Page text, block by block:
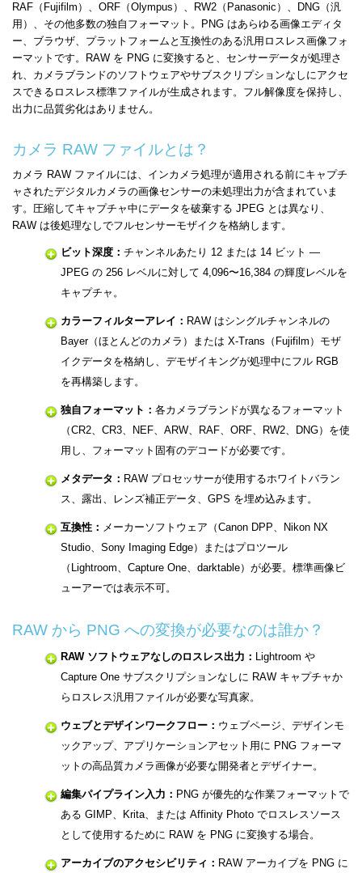
RAF（Fujifilm）、ORF（Olympus）、RW2（Panasonic）、DNG（汎
用）、その他多数の独自フォーマット。PNG はあらゆる画像エディタ
ー、ブラウザ、プラットフォームと互換性のある汎用ロスレス画像フォ
ーマットです。RAW を PNG に変換すると、センサーデータが処理さ
れ、カメラブランドのソフトウェアやサブスクリプションなしにアクセ
スできるロスレス標準ファイルが生成されます。フル解像度を保持し、
出力に品質劣化はありません。
カメラ RAW ファイルとは？
カメラ RAW ファイルには、インカメラ処理が適用される前にキャプチ
ャされたデジタルカメラの画像センサーの未処理出力が含まれていま
す。圧縮してキャプチャ中にデータを破棄する JPEG とは異なり、
RAW は後処理なしでフルセンサーモザイクを格納します。
ビット深度： チャンネルあたり 12 または 14 ビット —
JPEG の 256 レベルに対して 4,096〜16,384 の輝度レベルを
キャプチャ。
カラーフィルターアレイ： RAW はシングルチャンネルの
Bayer（ほとんどのカメラ）または X-Trans（Fujifilm）モザ
イクデータを格納し、デモザイキングが処理中にフル RGB
を再構築します。
独自フォーマット： 各カメラブランドが異なるフォーマット
（CR2、CR3、NEF、ARW、RAF、ORF、RW2、DNG）を使
用し、フォーマット固有のデコードが必要です。
メタデータ： RAW プロセッサーが使用するホワイトバラン
ス、露出、レンズ補正データ、GPS を埋め込みます。
互換性： メーカーソフトウェア（Canon DPP、Nikon NX
Studio、Sony Imaging Edge）またはプロツール
（Lightroom、Capture One、darktable）が必要。標準画像ビ
ューアーでは表示不可。
RAW から PNG への変換が必要なのは誰か？
RAW ソフトウェアなしのロスレス出力： Lightroom や
Capture One サブスクリプションなしに RAW キャプチャか
らロスレス汎用ファイルが必要な写真家。
ウェブとデザインワークフロー： ウェブページ、デザインモ
ックアップ、アプリケーションアセット用に PNG フォーマ
ットの高品質カメラ画像が必要な開発者とデザイナー。
編集パイプライン入力： PNG が優先的な作業フォーマットで
ある GIMP、Krita、または Affinity Photo でロスレスソース
として使用するために RAW を PNG に変換する場合。
アーカイブのアクセシビリティ： RAW アーカイブを PNG に